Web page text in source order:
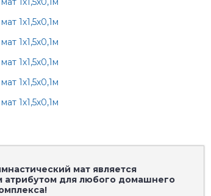
мат является
для любого домашнего